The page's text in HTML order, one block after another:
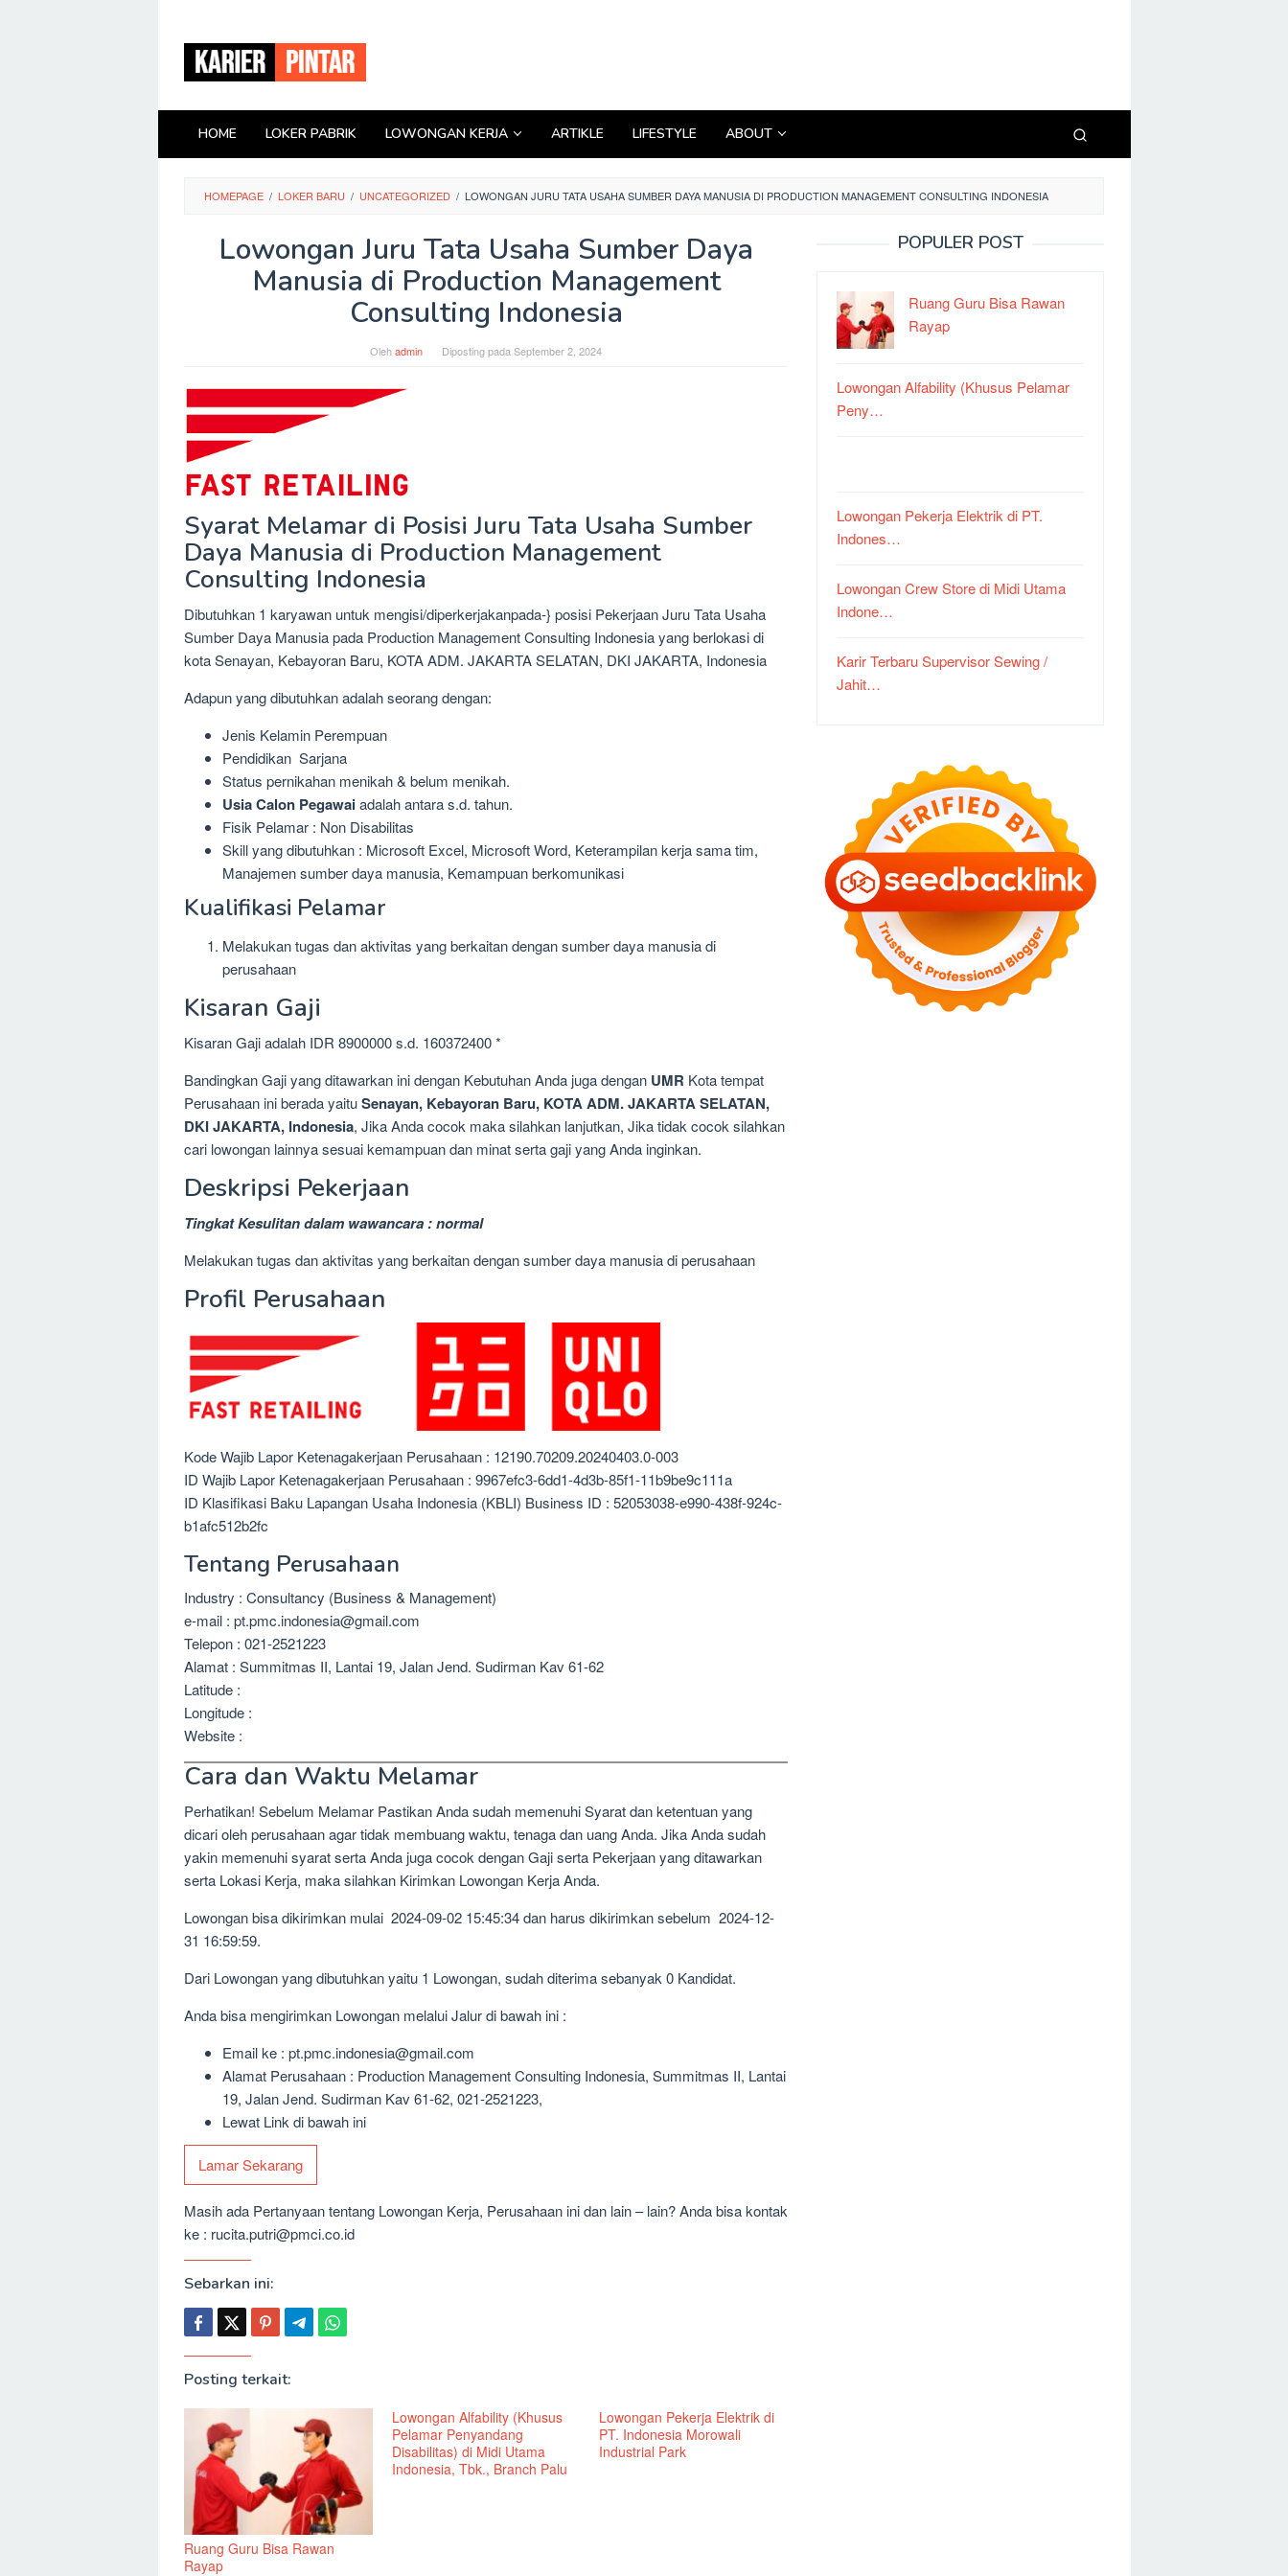
konten
HOME LOKER PABRIK LOWONGAN KERJA ARTIKLE LIFESTYLE ABOUT
HOMEPAGE / LOKER BARU / UNCATEGORIZED / LOWONGAN JURU TATA USAHA SUMBER DAYA MANUSIA DI PRODUCTION MANAGEMENT CONSULTING INDONESIA
Lowongan Juru Tata Usaha Sumber Daya
Manusia di Production Management
Consulting Indonesia
Olehadmin Diposting pada September 2, 2024
Syarat Melamar di Posisi Juru Tata Usaha Sumber
Daya Manusia di Production Management
Consulting Indonesia
Dibutuhkan 1 karyawan untuk mengisi/diperkerjakanpada-} posisi Pekerjaan Juru Tata Usaha
Sumber Daya Manusia pada Production Management Consulting Indonesia yang berlokasi di
kota Senayan, Kebayoran Baru, KOTA ADM. JAKARTA SELATAN, DKI JAKARTA, Indonesia
Adapun yang dibutuhkan adalah seorang dengan:
Jenis Kelamin Perempuan
Pendidikan Sarjana
Status pernikahan menikah & belum menikah.
Usia Calon Pegawaiadalah antara s.d. tahun.
Fisik Pelamar : Non Disabilitas
Skill yang dibutuhkan : Microsoft Excel, Microsoft Word, Keterampilan kerja sama tim,
Manajemen sumber daya manusia, Kemampuan berkomunikasi
Kualifikasi Pelamar
Melakukan tugas dan aktivitas yang berkaitan dengan sumber daya manusia di
perusahaan
Kisaran Gaji
Kisaran Gaji adalah IDR 8900000 s.d. 160372400 *
Bandingkan Gaji yang ditawarkan ini dengan Kebutuhan Anda juga dengan UMR Kota tempat
Perusahaan ini berada yaituSenayan, Kebayoran Baru, KOTA ADM. JAKARTA SELATAN,
DKI JAKARTA, Indonesia, Jika Anda cocok maka silahkan lanjutkan, Jika tidak cocok silahkan
cari lowongan lainnya sesuai kemampuan dan minat serta gaji yang Anda inginkan.
Deskripsi Pekerjaan
Tingkat Kesulitan dalam wawancara : normal
Melakukan tugas dan aktivitas yang berkaitan dengan sumber daya manusia di perusahaan
Profil Perusahaan
Kode Wajib Lapor Ketenagakerjaan Perusahaan : 12190.70209.20240403.0-003
ID Wajib Lapor Ketenagakerjaan Perusahaan : 9967efc3-6dd1-4d3b-85f1-11b9be9c111a
ID Klasifikasi Baku Lapangan Usaha Indonesia (KBLI) Business ID : 52053038-e990-438f-924c-
b1afc512b2fc
Tentang Perusahaan
Industry : Consultancy (Business & Management)
e-mail : pt.pmc.indonesia@gmail.com
Telepon : 021-2521223
Alamat : Summitmas II, Lantai 19, Jalan Jend. Sudirman Kav 61-62
Latitude :
Longitude :
Website :
Cara dan Waktu Melamar
Perhatikan! Sebelum Melamar Pastikan Anda sudah memenuhi Syarat dan ketentuan yang
dicari oleh perusahaan agar tidak membuang waktu, tenaga dan uang Anda. Jika Anda sudah
yakin memenuhi syarat serta Anda juga cocok dengan Gaji serta Pekerjaan yang ditawarkan
serta Lokasi Kerja, maka silahkan Kirimkan Lowongan Kerja Anda.
Lowongan bisa dikirimkan mulai 2024-09-02 15:45:34 dan harus dikirimkan sebelum 2024-12-
31 16:59:59.
Dari Lowongan yang dibutuhkan yaitu 1 Lowongan, sudah diterima sebanyak 0 Kandidat.
Anda bisa mengirimkan Lowongan melalui Jalur di bawah ini :
Email ke : pt.pmc.indonesia@gmail.com
Alamat Perusahaan : Production Management Consulting Indonesia, Summitmas II, Lantai
19, Jalan Jend. Sudirman Kav 61-62, 021-2521223,
Lewat Link di bawah ini
Lamar Sekarang
Masih ada Pertanyaan tentang Lowongan Kerja, Perusahaan ini dan lain – lain? Anda bisa kontak
ke : rucita.putri@pmci.co.id
Sebarkan ini:
Posting terkait:
Ruang Guru Bisa Rawan
Rayap
Lowongan Alfability (Khusus
Pelamar Penyandang
Disabilitas) di Midi Utama
Indonesia, Tbk., Branch Palu
Lowongan Pekerja Elektrik di
PT. Indonesia Morowali
Industrial Park
POPULER POST
Ruang Guru Bisa Rawan
Rayap
Lowongan Alfability (Khusus Pelamar
Peny…
Lowongan Pekerja Elektrik di PT.
Indones…
Lowongan Crew Store di Midi Utama
Indone…
Karir Terbaru Supervisor Sewing /
Jahit…